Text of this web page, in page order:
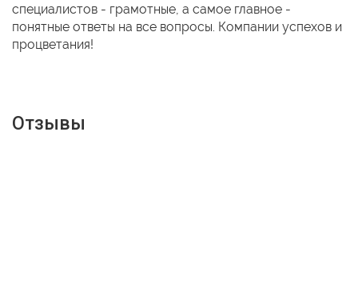
специалистов - грамотные, а самое главное -
понятные ответы на все вопросы. Компании успехов и
процветания!
Отзывы